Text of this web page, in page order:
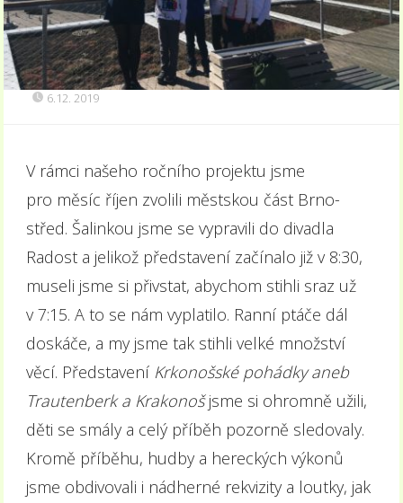
6.12. 2019
V rámci našeho ročního projektu jsme
pro měsíc říjen zvolili městskou část Brno-
střed. Šalinkou jsme se vypravili do divadla
Radost a jelikož představení začínalo již v 8:30,
museli jsme si přivstat, abychom stihli sraz už
v 7:15. A to se nám vyplatilo. Ranní ptáče dál
doskáče, a my jsme tak stihli velké množství
věcí. Představení Krkonošské pohádky aneb
Trautenberk a Krakonošjsme si ohromně užili,
děti se smály a celý příběh pozorně sledovaly.
Kromě příběhu, hudby a hereckých výkonů
jsme obdivovali i nádherné rekvizity a loutky, jak